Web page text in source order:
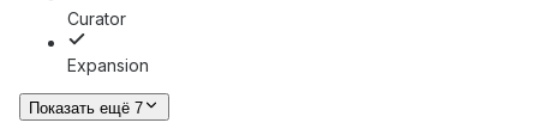
Curator
Expansion
Показать ещё 7